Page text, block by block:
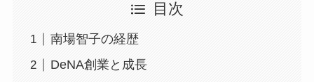
目次
南場智子の経歴
DeNA創業と成長